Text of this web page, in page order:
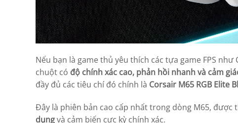
Nếu bạn là game thủ yêu thích các tựa game FPS
chuột có độ chính xác cao, phản hồi nhanh và cảm
đầy đủ các tiêu chí đó chính là Corsair M65 RGB Elite
Đây là phiên bản cao cấp nhất trong dòng M65,
dụngvà cảm biến cực kỳ chính xác.